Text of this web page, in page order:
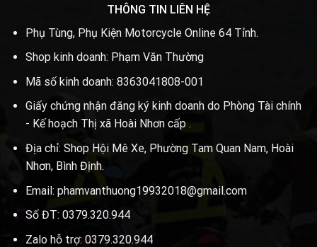
THÔNG TIN LIÊN HỆ
Phụ Tùng, Phụ Kiện Motorcycle Online 64 Tỉnh.
Shop kinh doanh: Phạm Văn Thường
Mã số kinh doanh: 8363041808-001
Giấy chứng nhận đăng ký kinh doanh do Phòng Tài chính
- Kế hoạch Thị xã Hoài Nhơn cấp .
Địa chỉ: Shop Hội Mê Xe, Phường Tam Quan Nam, Hoài
Nhơn, Bình Định.
Email: phamvanthuong19932018@gmail.com
Số ĐT: 0379.320.944
Zalo hỗ trợ: 0379.320.944